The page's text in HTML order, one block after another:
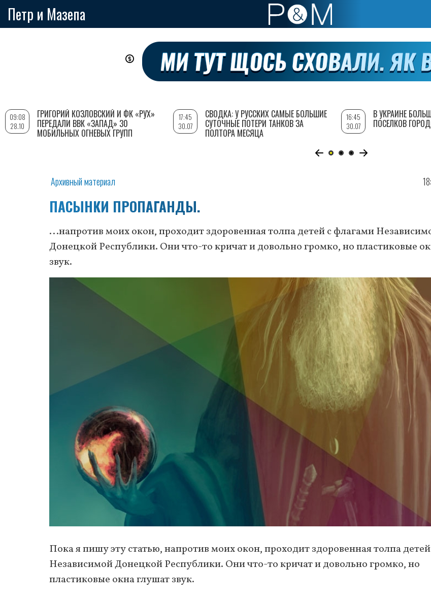
Петр и Мазепа
Архивный материал
ПАСЫНКИ ПРОПАГАНДЫ.
...напротив моих окон, проходит здоровенная толпа детей с флагами
Донецкой Республики. Они что-то кричат и довольно громко, но пластиковые
звук.
Пока я пишу эту статью, напротив моих окон, проходит здоровенная толпа
Независимой Донецкой Республики. Они что-то кричат и довольно громко, но
пластиковые окна глушат звук.
09:08
28.10
ГРИГОРИЙ КОЗЛОВСКИЙ И ФК «РУХ»
ПЕРЕДАЛИ ВВК «ЗАПАД» 30
МОБИЛЬНЫХ ОГНЕВЫХ ГРУПП
17:45
30.07
СВОДКА: У РУССКИХ САМЫЕ БОЛЬШИЕ
СУТОЧНЫЕ ПОТЕРИ ТАНКОВ ЗА
ПОЛТОРА МЕСЯЦА
16:45
30.07
В УКРАИНЕ
ПОСЕЛКОВ